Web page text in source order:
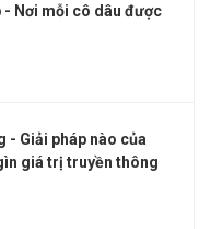
Nơi mỗi cô dâu được
- Giải pháp nào của
giá trị truyền thông